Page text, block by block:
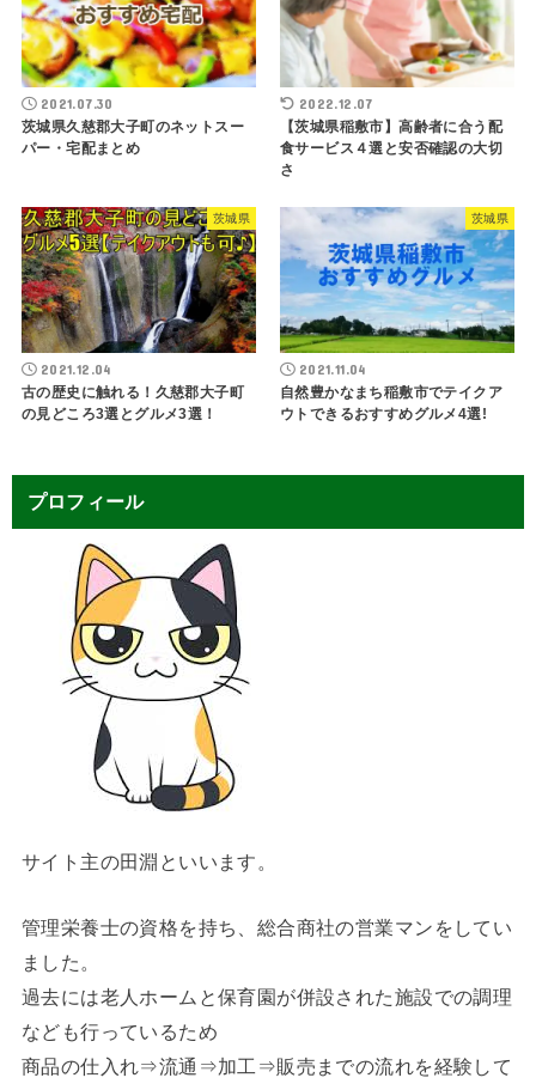
2021.07.30
茨城県久慈郡大子町のネットスー
パー・宅配まとめ
2022.12.07
【茨城県稲敷市】高齢者に合う配
食サービス４選と安否確認の大切
さ
茨城県
2021.12.04
古の歴史に触れる！久慈郡大子町
の見どころ3選とグルメ3選！
茨城県
2021.11.04
自然豊かなまち稲敷市でテイクア
ウトできるおすすめグルメ4選!
プロフィール
サイト主の田淵といいます。
管理栄養士の資格を持ち、総合商社の営業マンをしてい
ました。
過去には老人ホームと保育園が併設された施設での調理
なども行っているため
商品の仕入れ⇒流通⇒加工⇒販売までの流れを経験して